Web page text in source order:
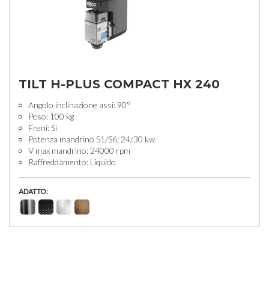
TILT H-PLUS COMPACT HX 240
Angolo inclinazione assi: 90°
Peso: 100 kg
Freni: Si
Potenza mandrino S1/S6: 24/30 kw
V max mandrino: 24000 rpm
Raffreddamento: Liquido
ADATTO: